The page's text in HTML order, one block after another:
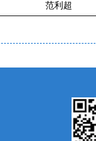
范利超